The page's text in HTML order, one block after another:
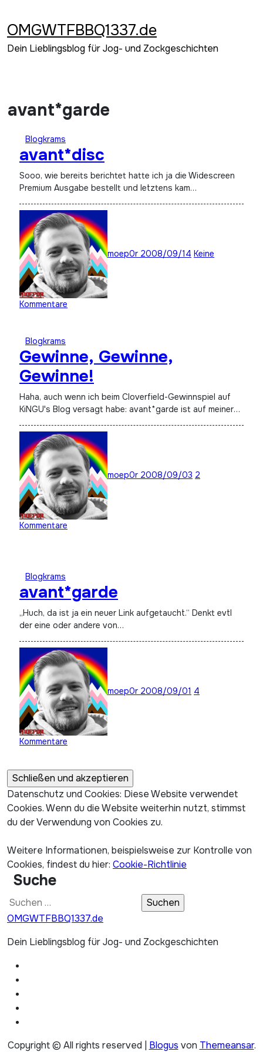
springen
OMGWTFBBQ1337.de
Dein Lieblingsblog für Jog- und Zockgeschichten
avant*garde
Blogkrams
avant*disc
Sooo, wie bereits berichtet hatte ich ja die Widescreen
Premium Ausgabe bestellt und letztens kam…
moep0r 2008/09/14 Keine
Kommentare
Blogkrams
Gewinne, Gewinne,
Gewinne!
Haha, auch wenn ich beim Cloverfield-Gewinnspiel auf
KiNGU's Blog versagt habe: avant*garde ist auf meiner…
moep0r 2008/09/03 2
Kommentare
Blogkrams
avant*garde
„Huch, da ist ja ein neuer Link aufgetaucht.“ Denkt evtl
der eine oder andere von…
moep0r 2008/09/01 4
Kommentare
Datenschutz und Cookies: Diese Website verwendet
Cookies. Wenn du die Website weiterhin nutzt, stimmst
du der Verwendung von Cookies zu.
Weitere Informationen, beispielsweise zur Kontrolle von
Cookies, findest du hier: Cookie-Richtlinie
Suche
Suchen
nach:
OMGWTFBBQ1337.de
Dein Lieblingsblog für Jog- und Zockgeschichten
Copyright © All rights reserved Blogus von Themeansar.